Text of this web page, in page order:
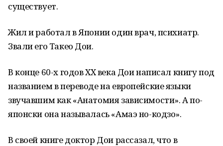
существует.
Жил и работал в Японии один врач, психиатр.
Звали его Такео Дои.
В конце 60-х годов XX века Дои написал книгу под
названием в переводе на европейские языки
звучавшим как «Анатомия зависимости». А по-
японски она называлась «Амаэ но-кодзо».
В своей книге доктор Дои рассазал, что в